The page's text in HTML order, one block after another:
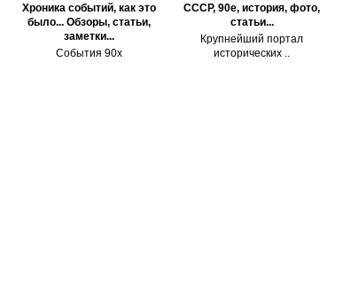
Хроника событий, как это
было... Обзоры, статьи,
заметки...
События 90х
СССР, 90е, история, фото,
статьи...
Крупнейший портал
исторических ..